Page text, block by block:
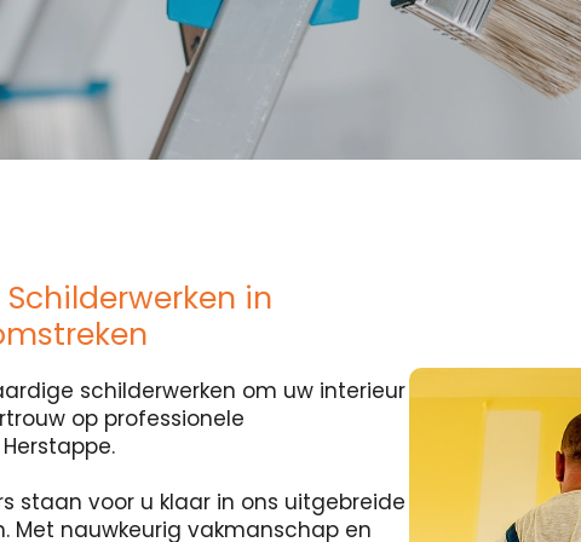
in
schilderwerken om uw interieur
op professionele
staan voor u klaar in ons uitgebreide
Met nauwkeurig vakmanschap en